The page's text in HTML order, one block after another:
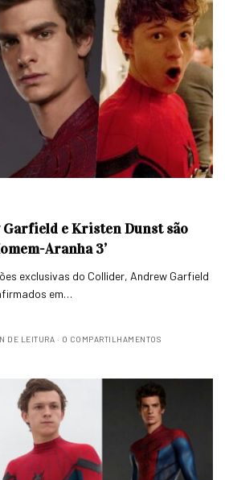
Garfield e Kristen Dunst são
Aranha 3’
exclusivas do Collider, Andrew Garfield
em…
DE LEITURA 0 COMPARTILHAMENTOS